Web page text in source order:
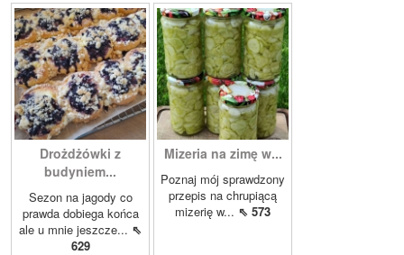
Drożdżówki z
budyniem...
Sezon na jagody co
prawda dobiega końca
ale u mnie jeszcze... ⇖
629
Mizeria na zimę w...
Poznaj mój sprawdzony
przepis na chrupiącą
mizerię w... ⇖ 573